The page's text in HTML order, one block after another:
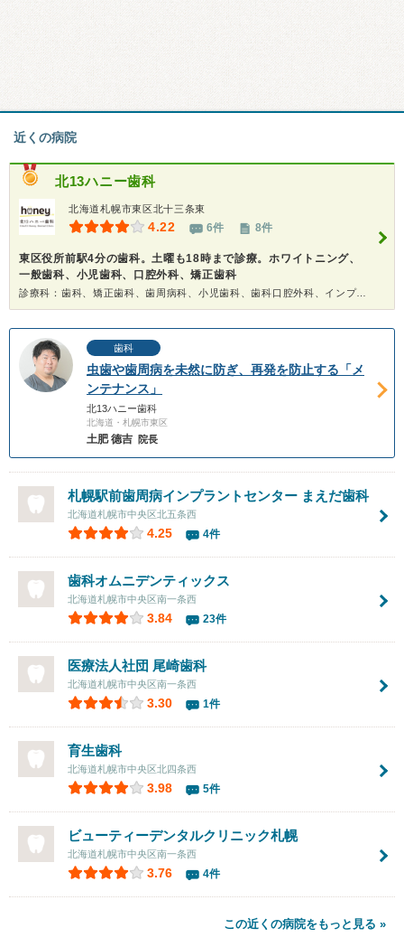
近くの病院
北13ハニー歯科
北海道札幌市東区北十三条東
4.22 6件 8件
東区役所前駅4分の歯科。土曜も18時まで診療。ホワイトニング、
一般歯科、小児歯科、口腔外科、矯正歯科
診療科：歯科、矯正歯科、歯周病科、小児歯科、歯科口腔外科、インプラント、ホワイトニング
歯科
虫歯や歯周病を未然に防ぎ、再発を防止する「メ
ンテナンス」
北13ハニー歯科
北海道・札幌市東区
土肥 德吉 院長
札幌駅前歯周病インプラントセンター まえだ歯科
北海道札幌市中央区北五条西
4.25 4件
歯科オムニデンティックス
北海道札幌市中央区南一条西
3.84 23件
医療法人社団 尾崎歯科
北海道札幌市中央区南一条西
3.30 1件
育生歯科
北海道札幌市中央区北四条西
3.98 5件
ビューティーデンタルクリニック札幌
北海道札幌市中央区南一条西
3.76 4件
この近くの病院をもっと見る »